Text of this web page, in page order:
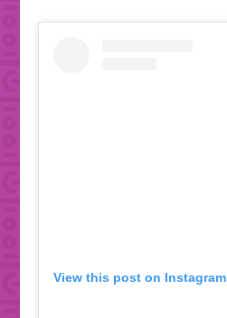
View this post on Instagram